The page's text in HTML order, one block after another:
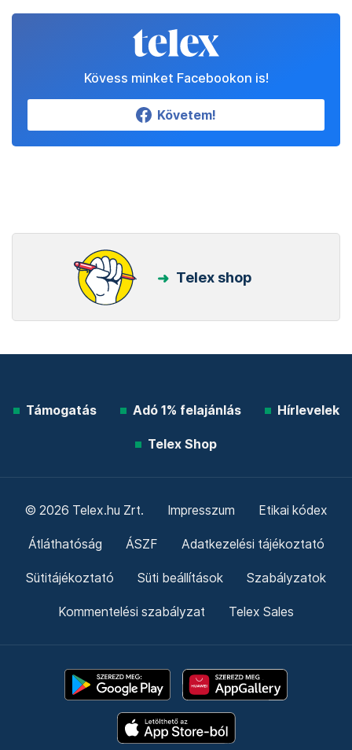
Kövess minket Facebookon is!
Követem!
Telex shop
Támogatás Adó 1% felajánlás Hírlevelek
Telex Shop
© 2026 Telex.hu Zrt. Impresszum Etikai kódex
Átláthatóság ÁSZF Adatkezelési tájékoztató
Sütitájékoztató Süti beállítások Szabályzatok
Kommentelési szabályzat Telex Sales